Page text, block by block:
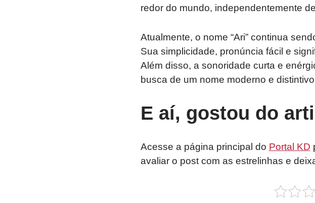
redor do mundo, independentemente
Atualmente, o nome “Ari” continua
Sua simplicidade, pronúncia fácil e
Além disso, a sonoridade curta e
busca de um nome moderno e
E aí, gostou do
Acesse a página principal do Portal KD
avaliar o post com as estrelinhas e